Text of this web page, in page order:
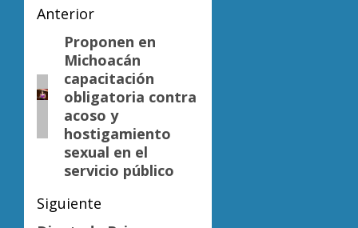
Navegación
entradas
Anterior
Entrada
anterior:
Proponen en
Michoacán
capacitación
obligatoria contra
acoso y
hostigamiento
sexual en el
servicio público
Siguiente